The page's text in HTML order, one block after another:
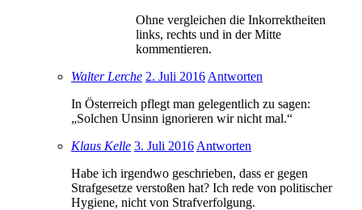
Ohne vergleichen die Inkorrektheiten
links, rechts und in der Mitte
kommentieren.
Walter Lerche 2. Juli 2016 Antworten
In Österreich pflegt man gelegentlich zu sagen:
„Solchen Unsinn ignorieren wir nicht mal.“
Klaus Kelle 3. Juli 2016 Antworten
Habe ich irgendwo geschrieben, dass er gegen
Strafgesetze verstoßen hat? Ich rede von politischer
Hygiene, nicht von Strafverfolgung.